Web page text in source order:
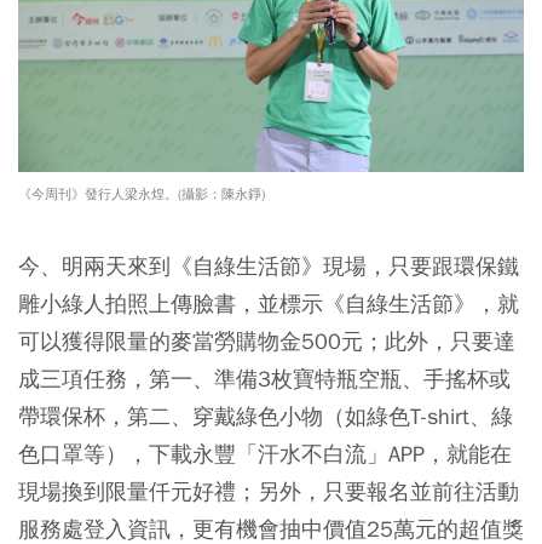
《今周刊》發行人梁永煌。(攝影：陳永錚)
今、明兩天來到《自綠生活節》現場，只要跟環保鐵
雕小綠人拍照上傳臉書，並標示《自綠生活節》，就
可以獲得限量的麥當勞購物金500元；此外，只要達
成三項任務，第一、準備3枚寶特瓶空瓶、手搖杯或
帶環保杯，第二、穿戴綠色小物（如綠色T-shirt、綠
色口罩等），下載永豐「汗水不白流」APP，就能在
現場換到限量仟元好禮；另外，只要報名並前往活動
服務處登入資訊，更有機會抽中價值25萬元的超值獎